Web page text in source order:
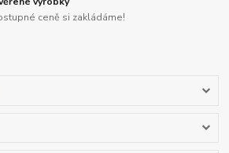
ceně si zakládáme!